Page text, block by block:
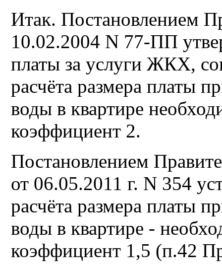
Итак. Постановлением
10.02.2004 N 77-ПП
платы за услуги ЖКХ,
расчёта размера платы
воды в квартире
коэффициент 2.
Постановлением
от 06.05.2011 г. N 354
расчёта размера платы
воды в квартире -
коэффициент 1,5 (п.42